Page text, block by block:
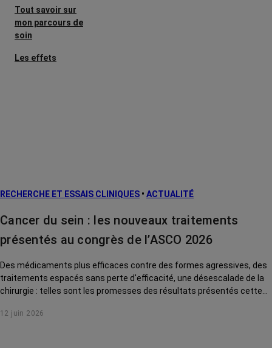
Tout savoir sur
mon parcours de
soin
Les effets
Traitements
La vie autour
RECHERCHE ET ESSAIS CLINIQUES • ACTUALITÉ
Cancer du sein : les nouveaux traitements
présentés au congrès de l’ASCO 2026
Des médicaments plus efficaces contre des formes agressives, des
traitements espacés sans perte d'efficacité, une désescalade de la
chirurgie : telles sont les promesses des résultats présentés cette
cancer du sein. Tour d'horizon des avancées qui pourraient
12 juin 2026